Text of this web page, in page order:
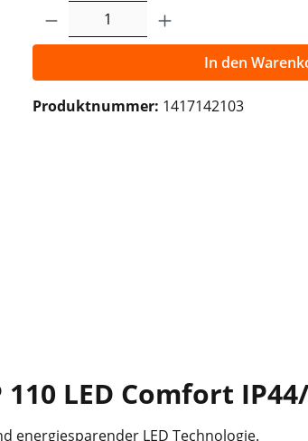
Produkt Anzahl: Gib den
In den
Produktnummer: 1417142103
LED Comfort
energiesparender LED Technologie.